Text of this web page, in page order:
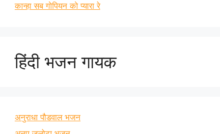
कान्हा सब गोपियन को प्यारा रे
हिंदी भजन गायक
अनुराधा पौडवाल भजन